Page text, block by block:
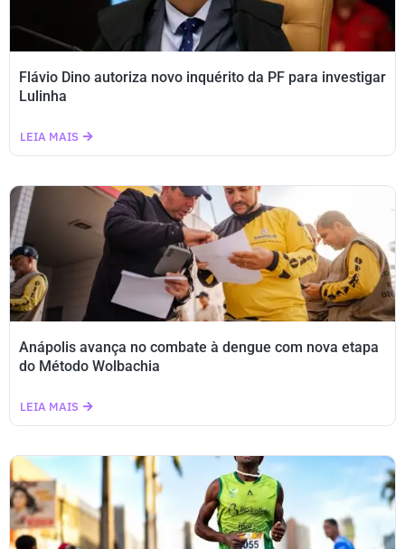
Flávio Dino autoriza novo inquérito da PF para investigar
Lulinha
LEIA MAIS
Anápolis avança no combate à dengue com nova etapa
do Método Wolbachia
LEIA MAIS